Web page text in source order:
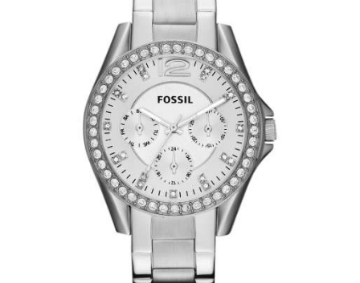
FOSSIL ES3202
345.00 KM